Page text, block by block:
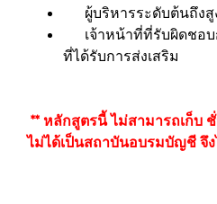
ผู้บริหารระดับต้นถึงสู
เจ้าหน้าที่ที่รับผิดชอบ
ที่ได้รับการส่งเสริม
** หลักสูตรนี้ ไม่สามารถเก็บ
ไม่ได้เป็นสถาบันอบรมบัญชี จึ